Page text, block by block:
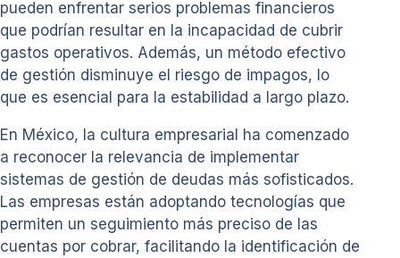
pueden enfrentar serios problemas financieros
que podrían resultar en la incapacidad de cubrir
gastos operativos. Además, un método efectivo
de gestión disminuye el riesgo de impagos, lo
que es esencial para la estabilidad a largo plazo.
En México, la cultura empresarial ha comenzado
a reconocer la relevancia de implementar
sistemas de gestión de deudas más sofisticados.
Las empresas están adoptando tecnologías que
permiten un seguimiento más preciso de las
cuentas por cobrar, facilitando la identificación de